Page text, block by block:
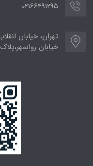
02166491295
خیابان روانمهر،پلاک136 ، واحد1